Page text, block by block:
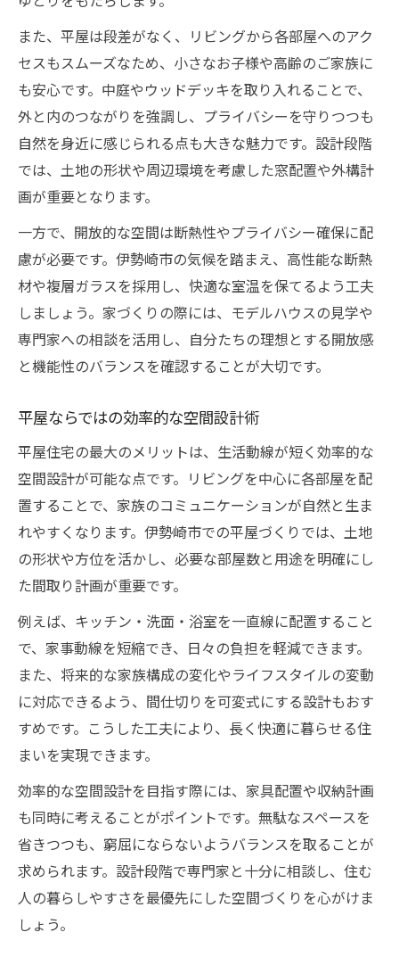
また、平屋は段差がなく、リビングから各部屋へのアク
セスもスムーズなため、小さなお子様や高齢のご家族に
も安心です。中庭やウッドデッキを取り入れることで、
外と内のつながりを強調し、プライバシーを守りつつも
自然を身近に感じられる点も大きな魅力です。設計段階
では、土地の形状や周辺環境を考慮した窓配置や外構計
画が重要となります。
一方で、開放的な空間は断熱性やプライバシー確保に配
慮が必要です。伊勢崎市の気候を踏まえ、高性能な断熱
材や複層ガラスを採用し、快適な室温を保てるよう工夫
しましょう。家づくりの際には、モデルハウスの見学や
専門家への相談を活用し、自分たちの理想とする開放感
と機能性のバランスを確認することが大切です。
平屋ならではの効率的な空間設計術
平屋住宅の最大のメリットは、生活動線が短く効率的な
空間設計が可能な点です。リビングを中心に各部屋を配
置することで、家族のコミュニケーションが自然と生ま
れやすくなります。伊勢崎市での平屋づくりでは、土地
の形状や方位を活かし、必要な部屋数と用途を明確にし
た間取り計画が重要です。
例えば、キッチン・洗面・浴室を一直線に配置すること
で、家事動線を短縮でき、日々の負担を軽減できます。
また、将来的な家族構成の変化やライフスタイルの変動
に対応できるよう、間仕切りを可変式にする設計もおす
すめです。こうした工夫により、長く快適に暮らせる住
まいを実現できます。
効率的な空間設計を目指す際には、家具配置や収納計画
も同時に考えることがポイントです。無駄なスペースを
省きつつも、窮屈にならないようバランスを取ることが
求められます。設計段階で専門家と十分に相談し、住む
人の暮らしやすさを最優先にした空間づくりを心がけま
しょう。